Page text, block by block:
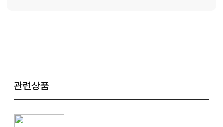
관련상품